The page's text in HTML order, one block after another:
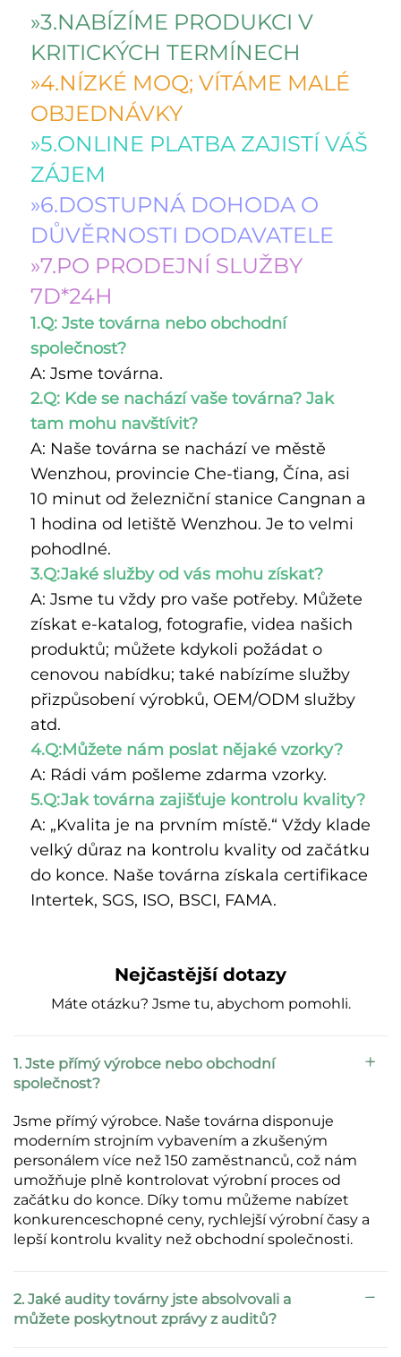
»3.NABÍZÍME PRODUKCI V
KRITICKÝCH TERMÍNECH
»4.NÍZKÉ MOQ; VÍTÁME MALÉ
OBJEDNÁVKY
»5.ONLINE PLATBA ZAJISTÍ VÁŠ
ZÁJEM
»6.DOSTUPNÁ DOHODA O
DŮVĚRNOSTI DODAVATELE
»7.PO PRODEJNÍ SLUŽBY
7D*24H
1.Q: Jste továrna nebo obchodní
společnost?
A: Jsme továrna.
2.Q: Kde se nachází vaše továrna? Jak
tam mohu navštívit?
A: Naše továrna se nachází ve městě
Wenzhou, provincie Che-ťiang, Čína, asi
10 minut od železniční stanice Cangnan a
1 hodina od letiště Wenzhou. Je to velmi
pohodlné.
3.Q:Jaké služby od vás mohu získat?
A: Jsme tu vždy pro vaše potřeby. Můžete
získat e-katalog, fotografie, videa našich
produktů; můžete kdykoli požádat o
cenovou nabídku; také nabízíme služby
přizpůsobení výrobků, OEM/ODM služby
atd.
4.Q:Můžete nám poslat nějaké vzorky?
A: Rádi vám pošleme zdarma vzorky.
5.Q:Jak továrna zajišťuje kontrolu kvality?
A: „Kvalita je na prvním místě.“ Vždy klade
velký důraz na kontrolu kvality od začátku
do konce. Naše továrna získala certifikace
Intertek, SGS, ISO, BSCI, FAMA.
Nejčastější dotazy
Máte otázku? Jsme tu, abychom pomohli.
1. Jste přímý výrobce nebo obchodní
společnost?
Jsme přímý výrobce. Naše továrna disponuje
moderním strojním vybavením a zkušeným
personálem více než 150 zaměstnanců, což nám
umožňuje plně kontrolovat výrobní proces od
začátku do konce. Díky tomu můžeme nabízet
konkurenceschopné ceny, rychlejší výrobní časy a
lepší kontrolu kvality než obchodní společnosti.
2. Jaké audity továrny jste absolvovali a
můžete poskytnout zprávy z auditů?